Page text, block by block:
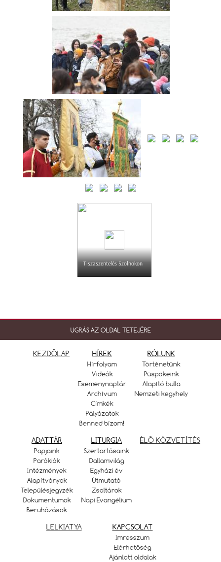
Tiszaszentelés Szolnokon
UGRÁS AZ OLDAL TETEJÉRE
KEZDŐLAP HÍREK
Hírfolyam
Videók
Eseménynaptár
Archívum
Címkék
Pályázatok
Benned bízom!
RÓLUNK
Történetünk
Püspökeink
Alapító bulla
Nemzeti kegyhely
ADATTÁR
Papjaink
Parókiák
Intézmények
Alapítványok
Településjegyzék
Dokumentumok
Beruházások
LITURGIA
Szertartásaink
Dallamvilág
Egyházi év
Útmutató
Zsoltárok
Napi Evangélium
ÉLŐ KÖZVETÍTÉS
LELKIATYA KAPCSOLAT
Imresszum
Elérhetőség
Ajánlott oldalak